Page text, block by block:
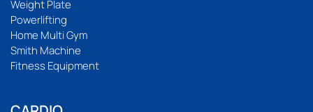
Weight Plate
Powerlifting
Home Multi Gym
Smith Machine
Fitness Equipment